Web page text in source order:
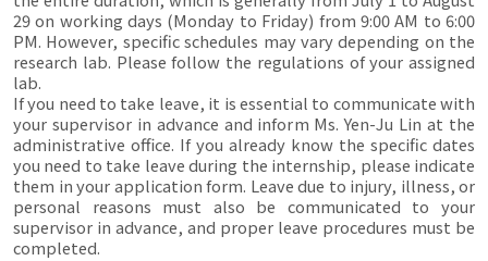
29 on working days (Monday to Friday) from 9:00 AM to 6:00
PM. However, specific schedules may vary depending on the
research lab. Please follow the regulations of your assigned
lab.
If you need to take leave, it is essential to communicate with
your supervisor in advance and inform Ms. Yen-Ju Lin at the
administrative office. If you already know the specific dates
you need to take leave during the internship, please indicate
them in your application form. Leave due to injury, illness, or
personal reasons must also be communicated to your
supervisor in advance, and proper leave procedures must be
completed.